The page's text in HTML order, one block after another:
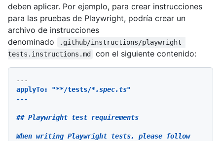
deben aplicar. Por ejemplo, para crear instrucciones
para las pruebas de Playwright, podría crear un
archivo de instrucciones
denominado
.github/instructions/playwright-
tests.instructions.md
con el siguiente contenido:
applyTo: "**/tests/*.spec.ts"
---
## Playwright test requirements
When writing Playwright tests, please follow